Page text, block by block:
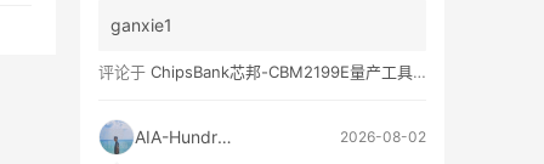
ganxie1
评论于 ChipsBank芯邦-CBM2199E量产工具亲测可用
AIA-Hundred 2026-08-02